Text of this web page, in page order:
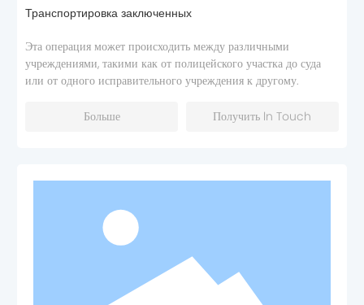
Транспортировка заключенных
Эта операция может происходить между различными
учреждениями, такими как от полицейского участка до суда
или от одного исправительного учреждения к другому.
Больше Получить ln Touch